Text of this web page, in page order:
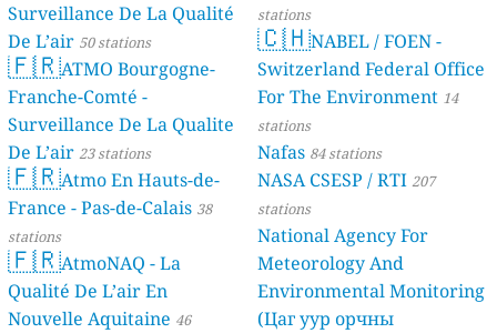
Surveillance De La Qualité
De L’air 50 stations
🇫🇷ATMO Bourgogne-
Franche-Comté -
Surveillance De La Qualite
De L’air 23 stations
🇫🇷Atmo En Hauts-de-
France - Pas-de-Calais 38
stations
🇫🇷AtmoNAQ - La
Qualité De L’air En
Nouvelle Aquitaine 46
stations
🇨🇭NABEL / FOEN -
Switzerland Federal Office
For The Environment 14
stations
Nafas 84 stations
NASA CSESP / RTI 207
stations
National Agency For
Meteorology And
Environmental Monitoring
(Цаг уур орчны